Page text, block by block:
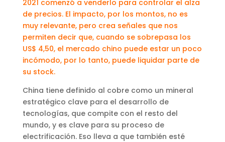
2021 comenzó a venderlo para controlar el alza
de precios. El impacto, por los montos, no es
muy relevante, pero crea señales que nos
permiten decir que, cuando se sobrepasa los
US$ 4,50, el mercado chino puede estar un poco
incómodo, por lo tanto, puede liquidar parte de
su stock.
China tiene definido al cobre como un mineral
estratégico clave para el desarrollo de
tecnologías, que compite con el resto del
mundo, y es clave para su proceso de
electrificación. Eso lleva a que también esté